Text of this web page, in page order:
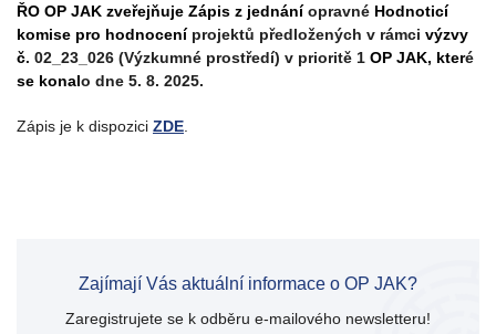
ŘO OP JAK zveřejňuje Zápis z jednáníopravné Hodnoticí
komise pro hodnocení projektů předložených v rámci výzvy
č. 02_23_026 (Výzkumné prostředí) v prioritě 1 OP JAK, které
se konalo dne 5. 8. 2025.
Zápis je k dispozici ZDE
Zajímají Vás aktuální informace o OP JAK?
Zaregistrujete se k odběru e-mailového newsletteru!